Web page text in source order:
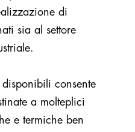
di
sia al settore
disponibili consente
a molteplici
e termiche ben